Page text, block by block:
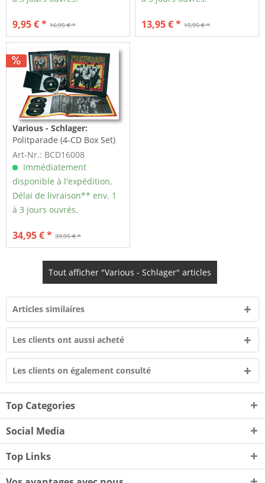
16,95 € *
9,95 € * 15,95 € *
13,95 € *
Various - Schlager:
Politparade (4-CD Box Set)
Art-Nr.: BCD16008
Immédiatement
disponible à l'expédition,
Délai de livraison** env. 1
à 3 jours ouvrés.
39,95 € *
34,95 € *
Tout afficher "Various - Schlager" articles
Articles similaires
Les clients ont aussi acheté
Les clients on également consulté
Top Categories
Social Media
Top Links